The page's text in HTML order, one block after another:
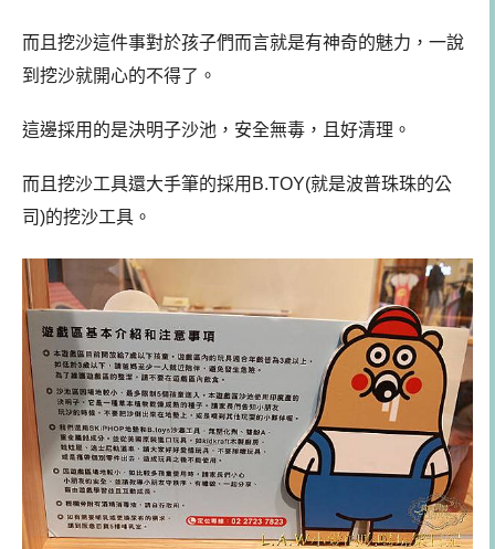
而且挖沙這件事對於孩子們而言就是有神奇的魅力，一說
到挖沙就開心的不得了。
這邊採用的是決明子沙池，安全無毒，且好清理。
而且挖沙工具還大手筆的採用B.TOY(就是波普珠珠的公
司)的挖沙工具。